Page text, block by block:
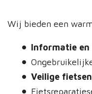
Wij bieden een
Informatie
Veilige